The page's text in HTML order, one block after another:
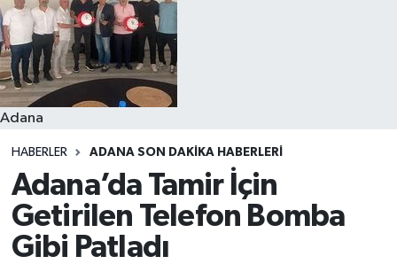
Adana
HABERLER ADANA SON DAKIKA HABERLERI
Adana’da Tamir İçin
Getirilen Telefon Bomba
Gibi Patladı
Resmi İlanlar